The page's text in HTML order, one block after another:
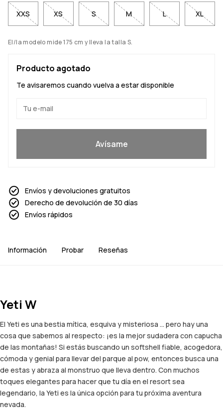
XXS XS S M L XL
El/la modelo mide 175 cm y lleva la talla S.
Producto agotado
Te avisaremos cuando vuelva a estar disponible
Avísame
Envíos y devoluciones gratuitos
Derecho de devolución de 30 días
Envíos rápidos
Información Probar Reseñas
Yeti W
El Yeti es una bestia mítica, esquiva y misteriosa ... pero hay una
cosa que sabemos al respecto: ¡es la mejor sudadera con capucha
de las montañas! Si estás buscando un softshell fiable, acogedora,
cómoda y genial para llevar del parque al pow, entonces busca una
de estas y abraza al monstruo que lleva dentro. Con muchos
toques elegantes para hacer que tu día en el resort sea
legendario, la Yeti es la única opción para tu próxima aventura
nevada.